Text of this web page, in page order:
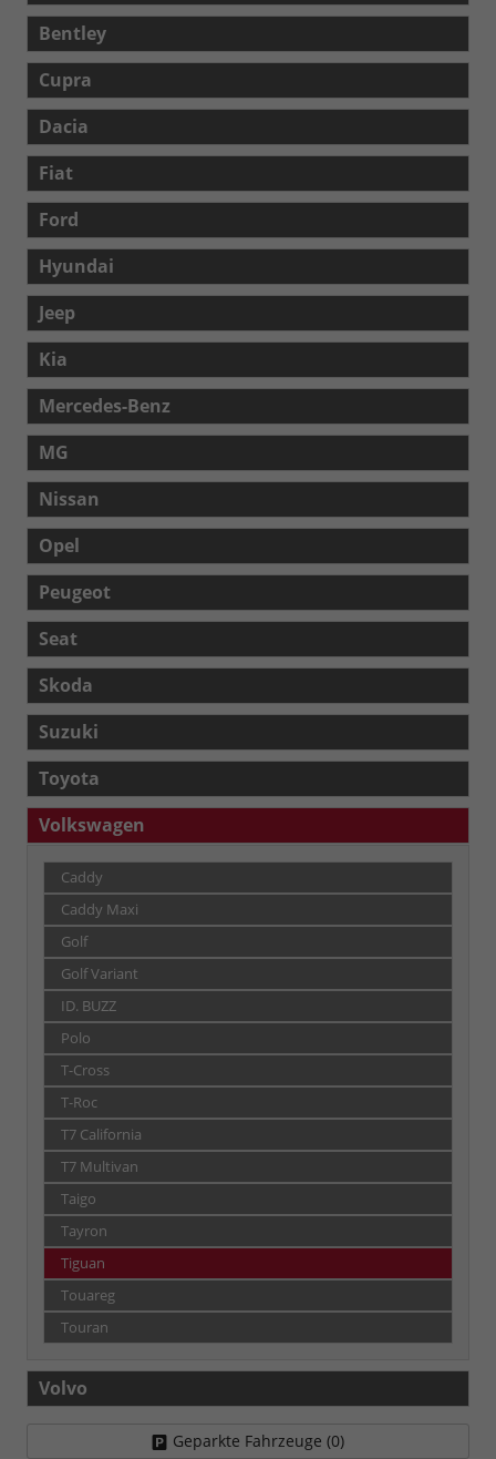
Bentley
Cupra
Dacia
Fiat
Ford
Hyundai
Jeep
Kia
Mercedes-Benz
MG
Nissan
Opel
Peugeot
Seat
Skoda
Suzuki
Toyota
Volkswagen
Caddy
Caddy Maxi
Golf
Golf Variant
ID. BUZZ
Polo
T-Cross
T-Roc
T7 California
T7 Multivan
Taigo
Tayron
Tiguan
Touareg
Touran
Volvo
Geparkte Fahrzeuge (0)